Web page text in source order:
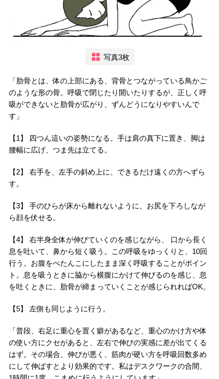
写真3枚
「肋骨とは、体の上部にある、背骨とつながっている鳥かご
のような形の骨。呼吸で閉じたり開いたりするが、正しく呼
吸ができないと肋骨が広がり、ずんどうになりやすいんで
す」
【1】 四つん這いの姿勢になる。手は肩の真下に置き、脚は
腰幅に広げ、つま先は立てる。
【2】 右手を、左手の斜め上に、できるだけ遠くの方へずら
す。
【3】 手のひらが床から離れないように、お尻を下ろしなが
ら顔を伏せる。
【4】 右半身全体が伸びていくのを感じながら、 口から長く
息を吐いて、鼻から短く吸う。この呼吸をゆっくりと、10回
行う。お腹をぺたんこにしたまま深く呼吸することがポイン
ト。息を吸うときに脇から横腹にかけて伸びるのを感じ、息
を吐くときに、肋骨が締まっていくことが感じられればOK。
【5】 左側も同じように行う。
「普段、右足に重心を置く癖があるなど、重心のかけ方や体
の使い方にクセがあると、左右で伸びの実感に差が出てくる
はず。その場合、伸びが悪く、筋肉が硬い方を呼吸回数多め
にして伸ばすとより効果的です。私はデスクワークの合間、